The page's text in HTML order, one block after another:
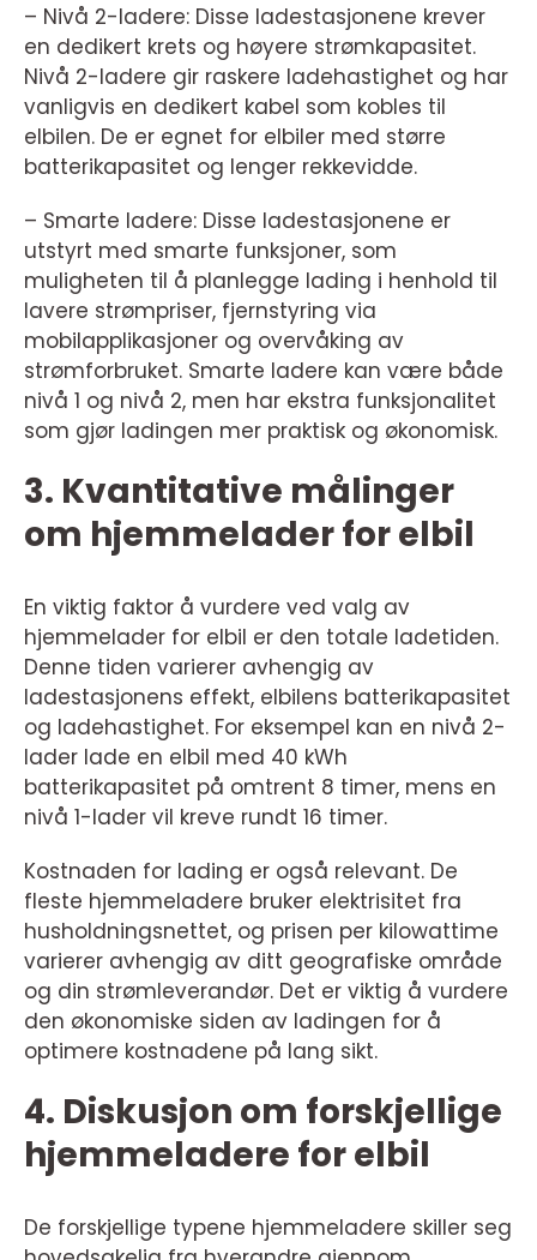
– Nivå 2-ladere: Disse ladestasjonene krever
en dedikert krets og høyere strømkapasitet.
Nivå 2-ladere gir raskere ladehastighet og har
vanligvis en dedikert kabel som kobles til
elbilen. De er egnet for elbiler med større
batterikapasitet og lenger rekkevidde.
– Smarte ladere: Disse ladestasjonene er
utstyrt med smarte funksjoner, som
muligheten til å planlegge lading i henhold til
lavere strømpriser, fjernstyring via
mobilapplikasjoner og overvåking av
strømforbruket. Smarte ladere kan være både
nivå 1 og nivå 2, men har ekstra funksjonalitet
som gjør ladingen mer praktisk og økonomisk.
3. Kvantitative målinger
om hjemmelader for elbil
En viktig faktor å vurdere ved valg av
hjemmelader for elbil er den totale ladetiden.
Denne tiden varierer avhengig av
ladestasjonens effekt, elbilens batterikapasitet
og ladehastighet. For eksempel kan en nivå 2-
lader lade en elbil med 40 kWh
batterikapasitet på omtrent 8 timer, mens en
nivå 1-lader vil kreve rundt 16 timer.
Kostnaden for lading er også relevant. De
fleste hjemmeladere bruker elektrisitet fra
husholdningsnettet, og prisen per kilowattime
varierer avhengig av ditt geografiske område
og din strømleverandør. Det er viktig å vurdere
den økonomiske siden av ladingen for å
optimere kostnadene på lang sikt.
4. Diskusjon om forskjellige
hjemmeladere for elbil
De forskjellige typene hjemmeladere skiller seg